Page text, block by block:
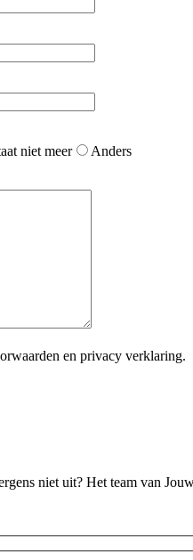
niet meer
Anders
en privacy verklaring.
niet uit? Het team van